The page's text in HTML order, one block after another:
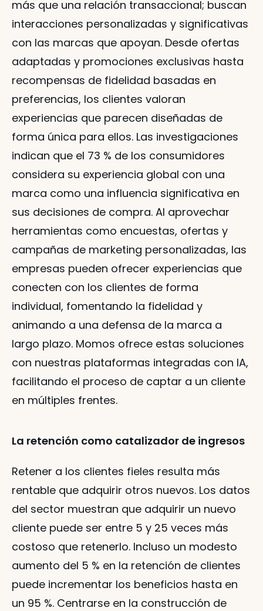
más que una relación transaccional; buscan
interacciones personalizadas y significativas
con las marcas que apoyan. Desde ofertas
adaptadas y promociones exclusivas hasta
recompensas de fidelidad basadas en
preferencias, los clientes valoran
experiencias que parecen diseñadas de
forma única para ellos. Las investigaciones
indican que el 73 % de los consumidores
considera su experiencia global con una
marca como una influencia significativa en
sus decisiones de compra. Al aprovechar
herramientas como encuestas, ofertas y
campañas de marketing personalizadas, las
empresas pueden ofrecer experiencias que
conecten con los clientes de forma
individual, fomentando la fidelidad y
animando a una defensa de la marca a
largo plazo. Momos ofrece estas soluciones
con nuestras plataformas integradas con IA,
facilitando el proceso de captar a un cliente
en múltiples frentes.
La retención como catalizador de ingresos
Retener a los clientes fieles resulta más
rentable que adquirir otros nuevos. Los datos
del sector muestran que adquirir un nuevo
cliente puede ser entre 5 y 25 veces más
costoso que retenerlo. Incluso un modesto
aumento del 5 % en la retención de clientes
puede incrementar los beneficios hasta en
un 95 %. Centrarse en la construcción de